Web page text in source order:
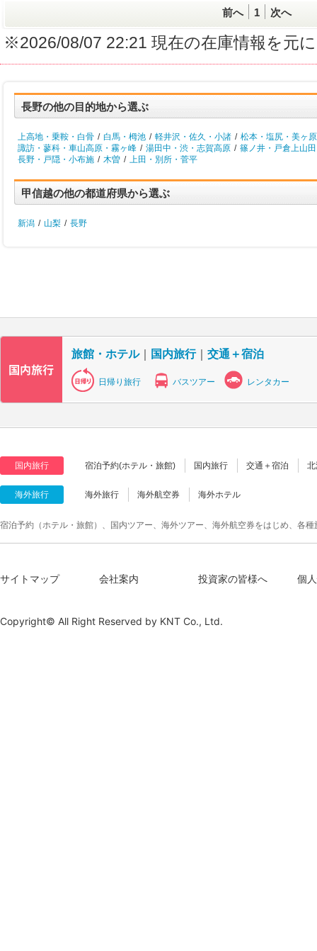
前へ 1 次へ
※2026/08/07 22:21 現在の在庫情報を元
長野の他の目的地から選ぶ
上高地・乗鞍・白骨 / 白馬・栂池 / 軽井沢・佐久・小諸 / 松本・塩尻・美ヶ原
諏訪・蓼科・車山高原・霧ヶ峰 / 湯田中・渋・志賀高原 / 篠ノ井・戸倉上山田
長野・戸隠・小布施 / 木曽 / 上田・別所・菅平
甲信越の他の都道府県から選ぶ
新潟 / 山梨 / 長野
旅館・ホテル｜ 国内旅行｜ 交通＋宿泊
日帰り旅行 バスツアー レンタカー
国内旅行 宿泊予約(ホテル・旅館) 国内旅行 交通＋宿泊
海外旅行 海外旅行 海外航空券 海外ホテル
宿泊予約（ホテル・旅館）、国内ツアー、海外ツアー、海外航空券をはじめ、各
サイトマップ 会社案内 投資家の皆様へ 個
Copyright© All Right Reserved by KNT Co., Ltd.